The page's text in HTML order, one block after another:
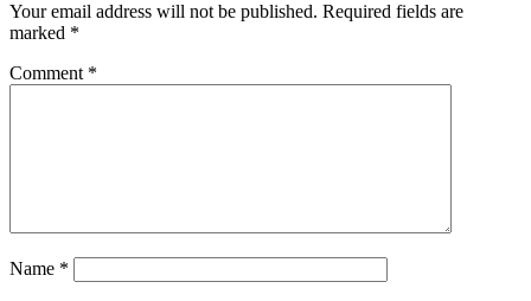
Your email address will not be published. Required fields are
marked *
Comment *
Name *